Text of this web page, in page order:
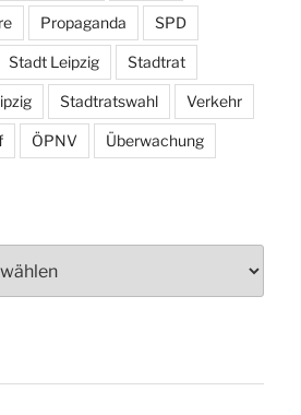
Propaganda SPD
Stadt Leipzig Stadtrat
Stadtratswahl Verkehr
ÖPNV Überwachung